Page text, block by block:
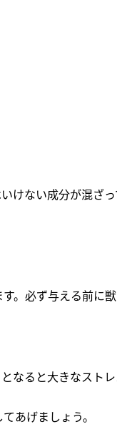
けない成分が混ざ
。必ず与える前に
なると大きなスト
あげましょう。